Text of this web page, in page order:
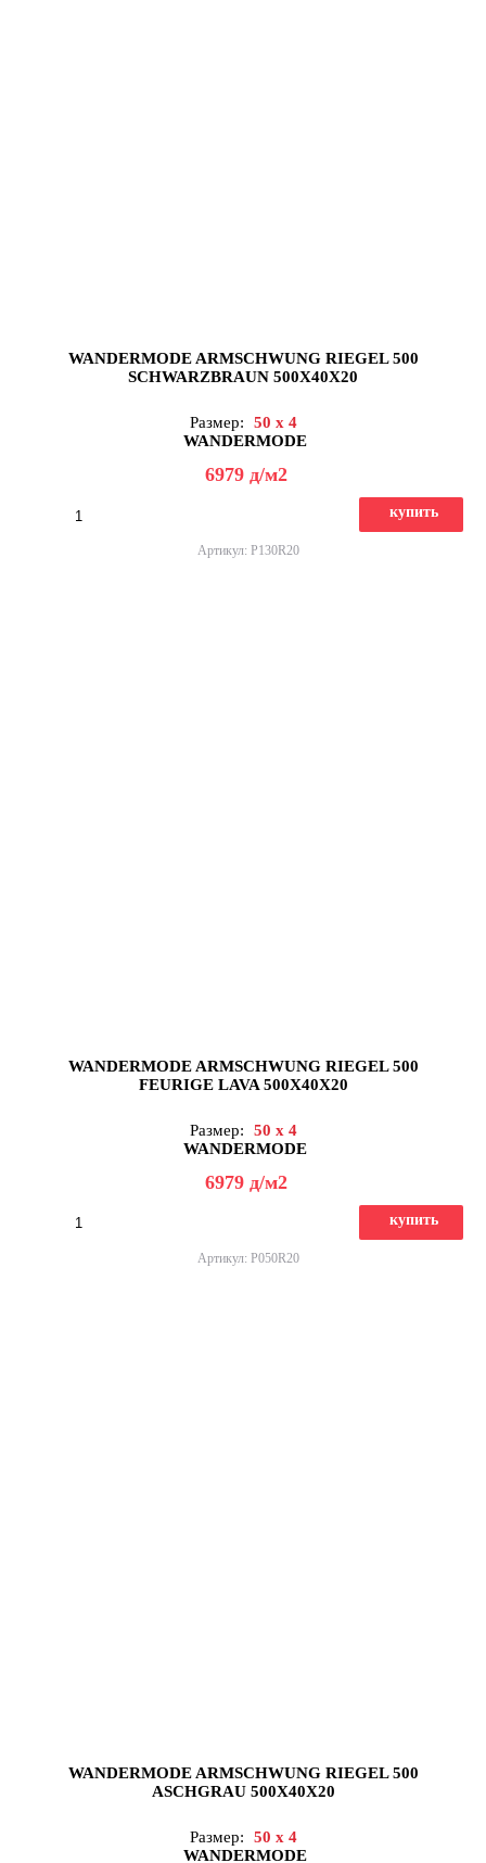
WANDERMODE ARMSCHWUNG RIEGEL 500
SCHWARZBRAUN 500X40X20
Размер:
50 x 4
WANDERMODE
6979 д/м2
купить
Артикул: P130R20
WANDERMODE ARMSCHWUNG RIEGEL 500
FEURIGE LAVA 500X40X20
Размер:
50 x 4
WANDERMODE
6979 д/м2
купить
Артикул: P050R20
WANDERMODE ARMSCHWUNG RIEGEL 500
ASCHGRAU 500X40X20
Размер:
50 x 4
WANDERMODE